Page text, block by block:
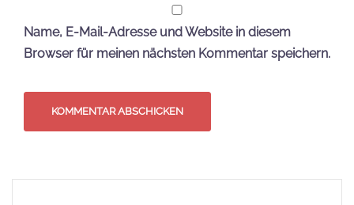
Name, E-Mail-Adresse und Website in diesem
Browser für meinen nächsten Kommentar speichern.